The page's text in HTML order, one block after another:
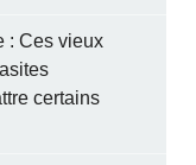
: Ces vieux
certains